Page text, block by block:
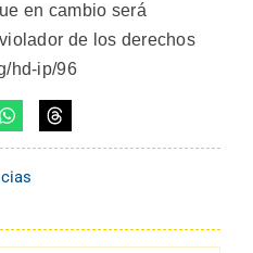
en cambio será
de los derechos
hd-ip/96